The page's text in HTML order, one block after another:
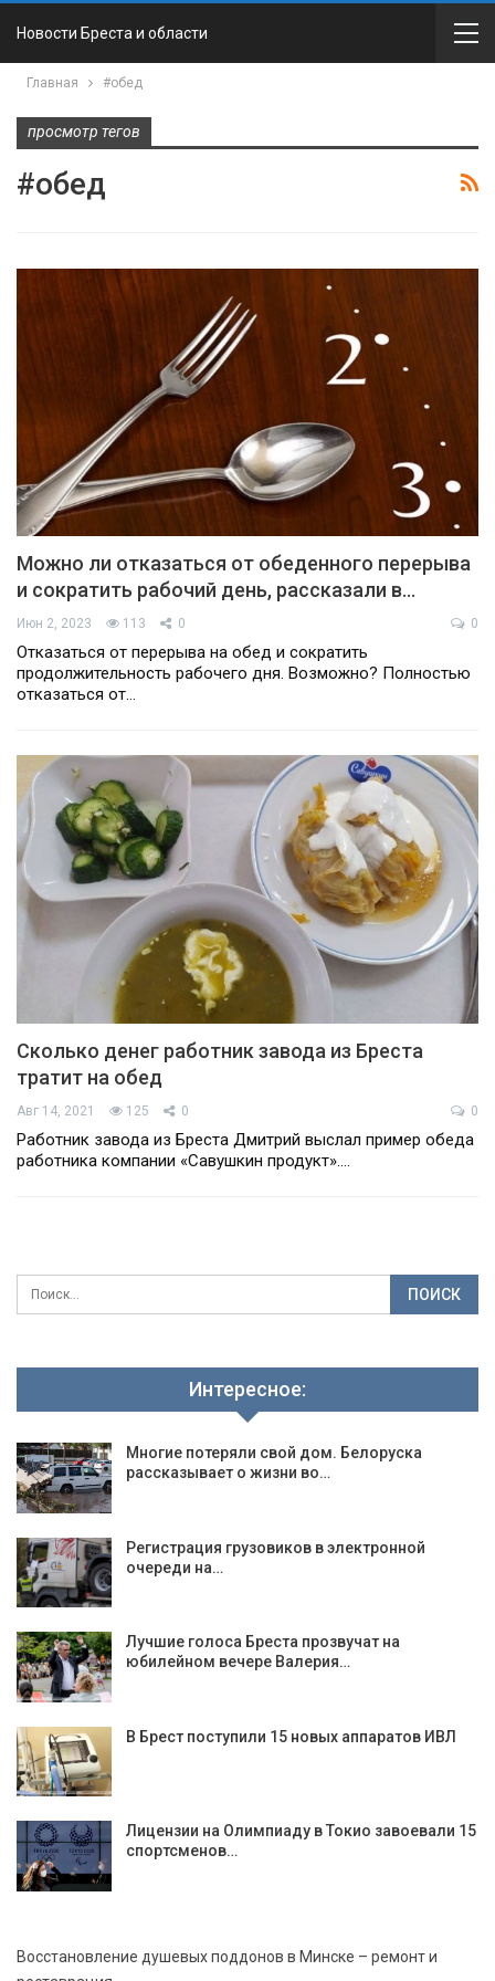
Новости Бреста и области
Главная #обед
просмотр тегов
#обед
Можно ли отказаться от обеденного перерыва
и сократить рабочий день, рассказали в…
Июн 2, 2023 113 0 0
Отказаться от перерыва на обед и сократить
продолжительность рабочего дня. Возможно? Полностью
отказаться от…
Сколько денег работник завода из Бреста
тратит на обед
Авг 14, 2021 125 0 0
Работник завода из Бреста Дмитрий выслал пример обеда
работника компании «Савушкин продукт».…
Интересное:
Многие потеряли свой дом. Белоруска
рассказывает о жизни во…
Регистрация грузовиков в электронной
очереди на…
Лучшие голоса Бреста прозвучат на
юбилейном вечере Валерия…
В Брест поступили 15 новых аппаратов ИВЛ
Лицензии на Олимпиаду в Токио завоевали 15
спортсменов…
Восстановление душевых поддонов в Минске – ремонт и